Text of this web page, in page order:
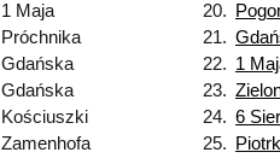
1 Maja
20.
Próchnika
21.
Gdańska
22. 1
Gdańska
23.
Kościuszki
24. 6
Zamenhofa
25.